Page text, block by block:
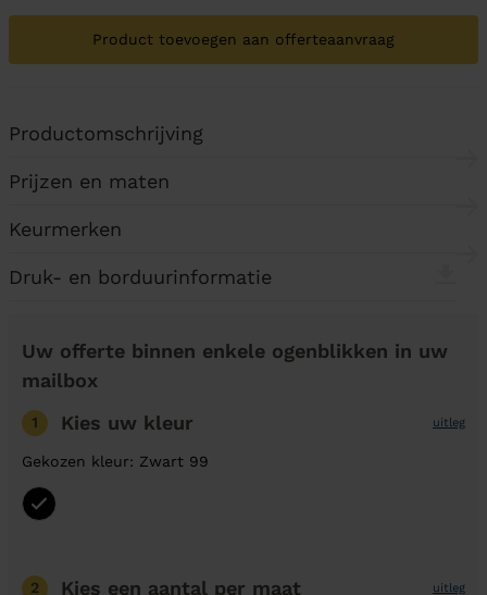
Product toevoegen aan offerteaanvraag
Productomschrijving
Prijzen en maten
Keurmerken
Druk- en borduurinformatie
Uw offerte binnen enkele ogenblikken in uw
mailbox
1 Kies uw kleur uitleg
Gekozen kleur: Zwart 99
2 Kies een aantal per maat uitleg